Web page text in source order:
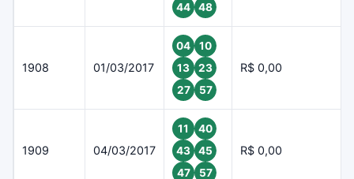
44
48
1908 01/03/2017
04
10
13
23
27
57
R$ 0,00
1909 04/03/2017
11
40
43
45
47
57
R$ 0,00